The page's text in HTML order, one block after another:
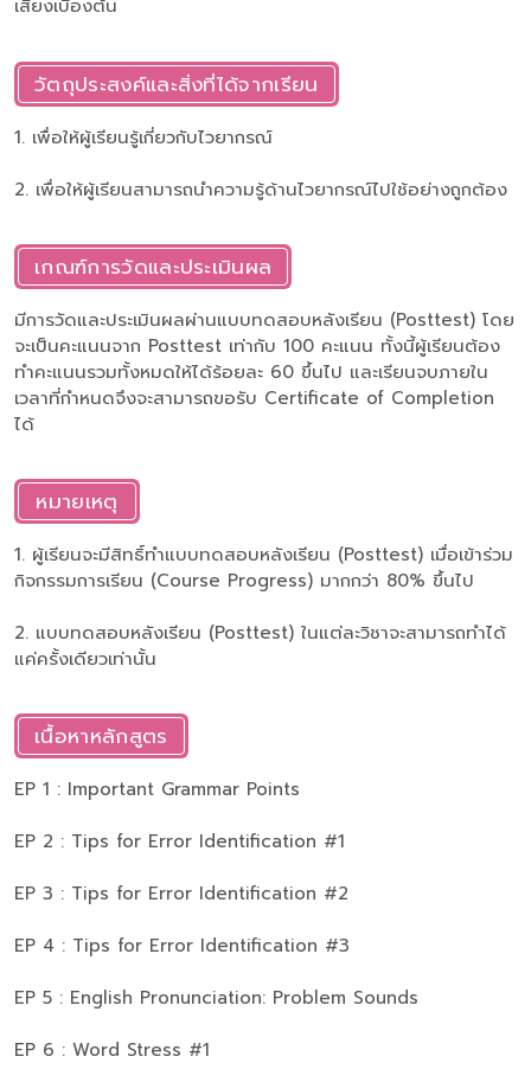
เสียงเบื้องต้น
วัตถุประสงค์และสิ่งที่ได้จากเรียน
1. เพื่อให้ผู้เรียนรู้เกี่ยวกับไวยากรณ์
2. เพื่อให้ผู้เรียนสามารถนำความรู้ด้านไวยากรณ์ไปใช้อย่างถูกต้อง
เกณฑ์การวัดและประเมินผล
มีการวัดและประเมินผลผ่านแบบทดสอบหลังเรียน (Posttest) โดย
จะเป็นคะแนนจาก Posttest เท่ากับ 100 คะแนน ทั้งนี้ผู้เรียนต้อง
ทำคะแนนรวมทั้งหมดให้ได้ร้อยละ 60 ขึ้นไป และเรียนจบภายใน
เวลาที่กำหนดจึงจะสามารถขอรับ Certificate of Completion
ได้
หมายเหตุ
1. ผู้เรียนจะมีสิทธิ์ทำแบบทดสอบหลังเรียน (Posttest) เมื่อเข้าร่วม
กิจกรรมการเรียน (Course Progress) มากกว่า 80% ขึ้นไป
2. แบบทดสอบหลังเรียน (Posttest) ในแต่ละวิชาจะสามารถทำได้
แค่ครั้งเดียวเท่านั้น
เนื้อหาหลักสูตร
EP 1 : Important Grammar Points
EP 2 : Tips for Error Identification #1
EP 3 : Tips for Error Identification #2
EP 4 : Tips for Error Identification #3
EP 5 : English Pronunciation: Problem Sounds
EP 6 : Word Stress #1